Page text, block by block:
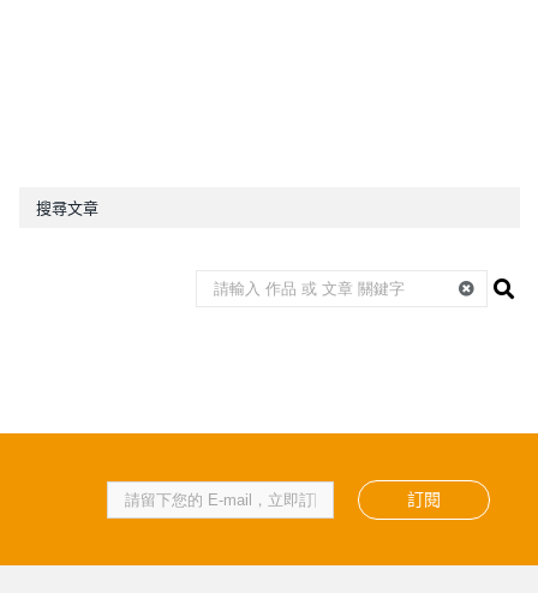
搜尋文章
訂閱